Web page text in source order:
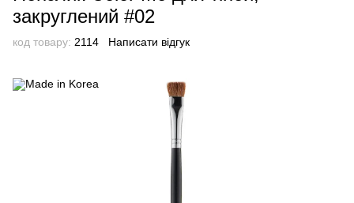
закруглений #02
код товару: 2114 Написати відгук